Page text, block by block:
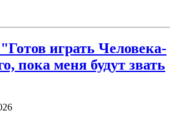
играть Человека-
пока меня будут звать